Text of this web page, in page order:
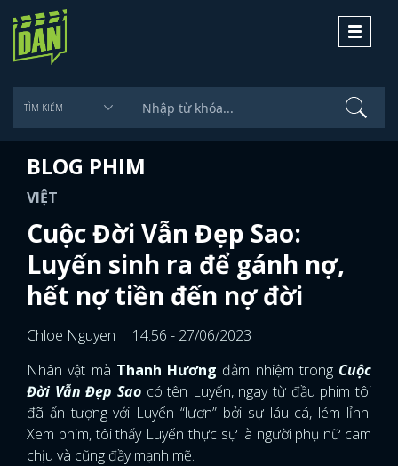
Toggle
BLOG PHIM
VIỆT
Cuộc Đời Vẫn Đẹp Sao:
Luyến sinh ra để gánh nợ,
hết nợ tiền đến nợ đời
Chloe Nguyen
14:56 - 27/06/2023
Nhân vật mà Thanh Hương đảm nhiệm trong Cuộc
Đời Vẫn Đẹp Saocó tên Luyến, ngay từ đầu phim tôi
đã ấn tượng với Luyến “lươn” bởi sự láu cá, lém lỉnh.
Xem phim, tôi thấy Luyến thực sự là người phụ nữ cam
chịu và cũng đầy mạnh mẽ.